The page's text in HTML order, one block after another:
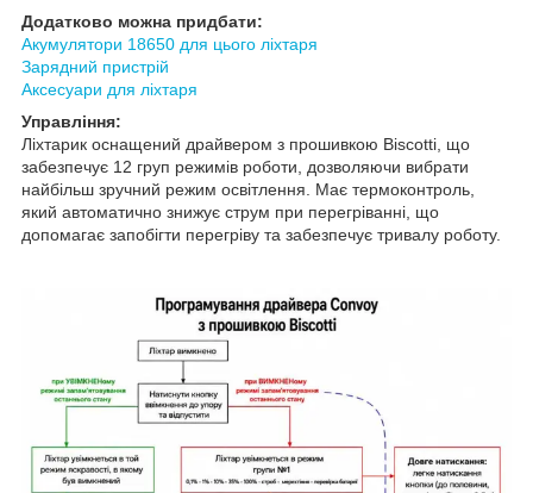
Додатково можна придбати:
Акумулятори 18650 для цього ліхтаря
Зарядний пристрій
Аксесуари для ліхтаря
Управління:
Ліхтарик оснащений драйвером з прошивкою Biscotti, що
забезпечує 12 груп режимів роботи, дозволяючи вибрати
найбільш зручний режим освітлення. Має термоконтроль,
який автоматично знижує струм при перегріванні, що
допомагає запобігти перегріву та забезпечує тривалу роботу.